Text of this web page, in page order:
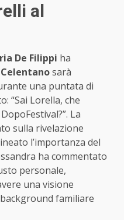
al
De Filippi ha
sarà
una puntata di
“Sai Lorella, che
La
sulla rivelazione
l’importanza del
ha commentato
personale,
una visione
familiare